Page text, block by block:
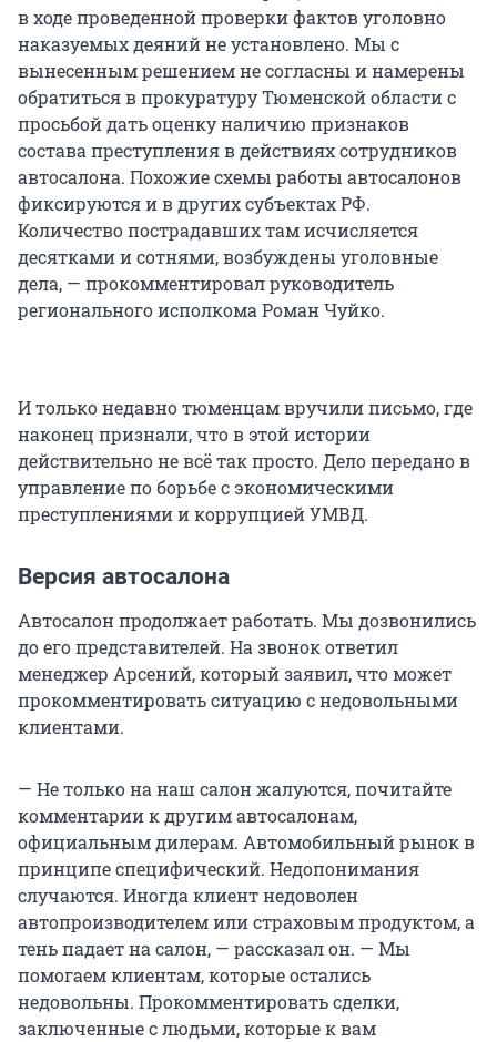
в ходе проведенной проверки фактов уголовно
наказуемых деяний не установлено. Мы с
вынесенным решением не согласны и намерены
обратиться в прокуратуру Тюменской области с
просьбой дать оценку наличию признаков
состава преступления в действиях сотрудников
автосалона. Похожие схемы работы автосалонов
фиксируются и в других субъектах РФ.
Количество пострадавших там исчисляется
десятками и сотнями, возбуждены уголовные
дела, — прокомментировал руководитель
регионального исполкома Роман Чуйко.
И только недавно тюменцам вручили письмо, где
наконец признали, что в этой истории
действительно не всё так просто. Дело передано в
управление по борьбе с экономическими
преступлениями и коррупцией УМВД.
Версия автосалона
Автосалон продолжает работать. Мы дозвонились
до его представителей. На звонок ответил
менеджер Арсений, который заявил, что может
прокомментировать ситуацию с недовольными
клиентами.
— Не только на наш салон жалуются, почитайте
комментарии к другим автосалонам,
официальным дилерам. Автомобильный рынок в
принципе специфический. Недопонимания
случаются. Иногда клиент недоволен
автопроизводителем или страховым продуктом, а
тень падает на салон, — рассказал он. — Мы
помогаем клиентам, которые остались
недовольны. Прокомментировать сделки,
заключенные с людьми, которые к вам